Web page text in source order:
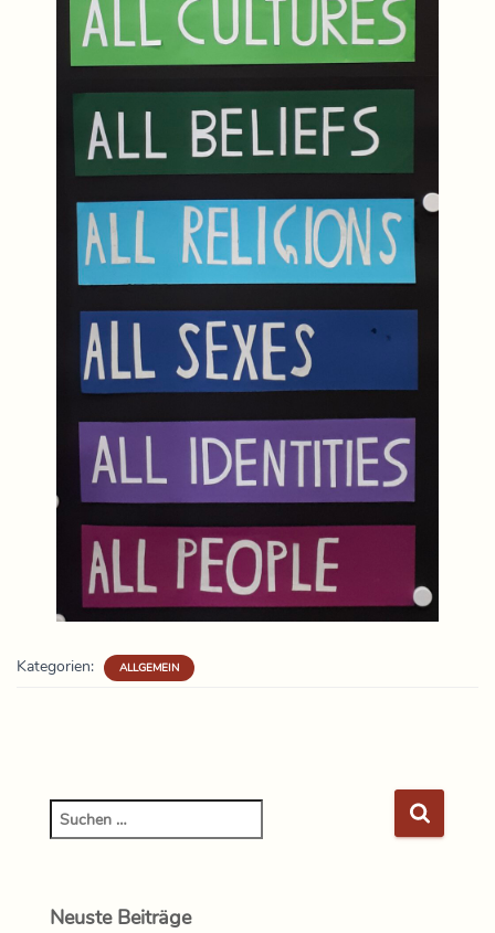
Kategorien: ALLGEMEIN
Neuste Beiträge